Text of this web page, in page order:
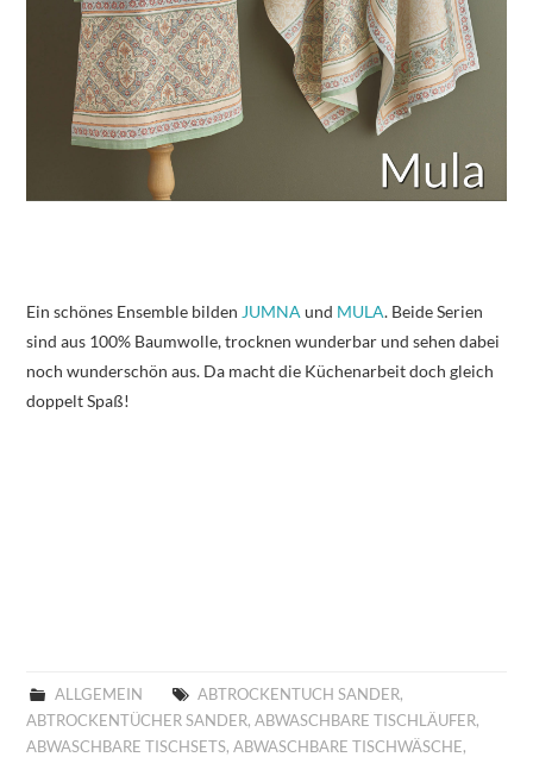
Ein schönes Ensemble bilden JUMNA und MULA. Beide Serien
sind aus 100% Baumwolle, trocknen wunderbar und sehen dabei
noch wunderschön aus. Da macht die Küchenarbeit doch gleich
doppelt Spaß!
ALLGEMEIN ABTROCKENTUCH SANDER,
ABTROCKENTÜCHER SANDER,ABWASCHBARE TISCHLÄUFER,
ABWASCHBARE TISCHSETS,ABWASCHBARE TISCHWÄSCHE,